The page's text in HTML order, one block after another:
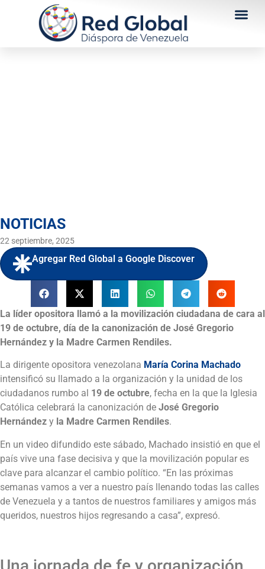
NOTICIAS
22 septiembre, 2025
Agregar Red Global a Google Discover
La líder opositora llamó a la movilización ciudadana de cara al
19 de octubre, día de la canonización de José Gregorio
Hernández y la Madre Carmen Rendiles.
La dirigente opositora venezolana María Corina Machado
intensificó su llamado a la organización y la unidad de los
ciudadanos rumbo al 19 de octubre, fecha en la que la Iglesia
Católica celebrará la canonización de José Gregorio
Hernández y la Madre Carmen Rendiles.
En un video difundido este sábado, Machado insistió en que el
país vive una fase decisiva y que la movilización popular es
clave para alcanzar el cambio político. “En las próximas
semanas vamos a ver a nuestro país llenando todas las calles
de Venezuela y a tantos de nuestros familiares y amigos más
queridos, nuestros hijos regresando a casa”, expresó.